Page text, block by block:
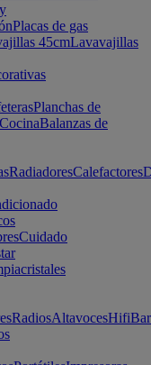
Placas de gas
45cmLavavajillas
Planchas de
Balanzas de
RadiadoresCalefactores
Cuidado
RadiosAltavocesHifi